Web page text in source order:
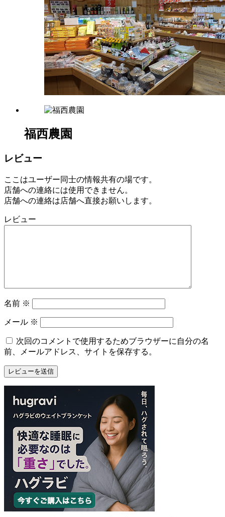
福西農園
レビュー
ここはユーザー同士の情報共有の場です。
店舗への連絡には使用できません。
店舗への連絡は店舗へ直接お願いします。
レビュー
名前 ※
メール ※
次回のコメントで使用するためブラウザーに自分の名
前、メールアドレス、サイトを保存する。